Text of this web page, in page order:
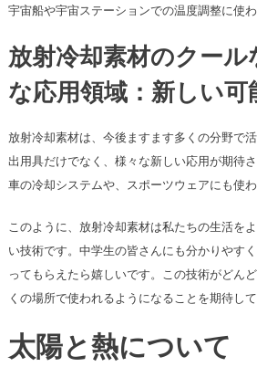
宇宙船や宇宙ステーションでの温度調整に使わ
放射冷却素材のクール
な応用領域：新しい可
放射冷却素材は、今後ますます多くの分野で
出用具だけでなく、様々な新しい応用が期待
車の冷却システムや、スポーツウェアにも使わ
このように、放射冷却素材は私たちの生活を
い技術です。中学生の皆さんにも分かりやす
ってもらえたら嬉しいです。この技術がどん
くの場所で使われるようになることを期待して
太陽と熱について